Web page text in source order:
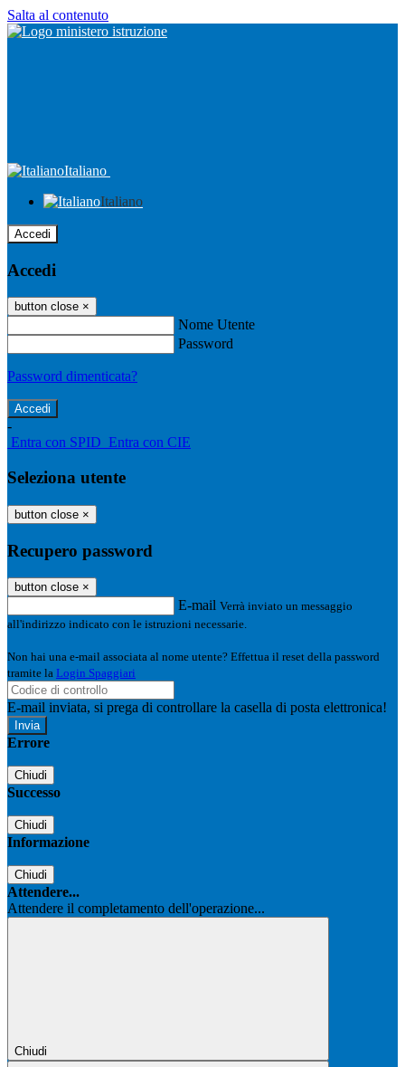
Salta al contenuto
Italiano
Italiano
Accedi
Accedi
button close ×
Nome Utente
Password
Password dimenticata?
-
Entra con SPID Entra con CIE
Seleziona utente
button close ×
Recupero password
button close ×
E-mail Verrà inviato un messaggio
all'indirizzo indicato con le istruzioni necessarie.
Non hai una e-mail associata al nome utente? Effettua il reset della password
tramite la Login Spaggiari
E-mail inviata, si prega di controllare la casella di posta elettronica!
Errore
Chiudi
Successo
Chiudi
Informazione
Chiudi
Attendere...
Attendere il completamento dell'operazione...
Chiudi